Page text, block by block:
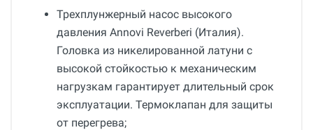
Трехплунжерный насос высокого
давления Annovi Reverberi (Италия).
Головка из никелированной латуни с
высокой стойкостью к механическим
нагрузкам гарантирует длительный срок
эксплуатации. Термоклапан для защиты
от перегрева;